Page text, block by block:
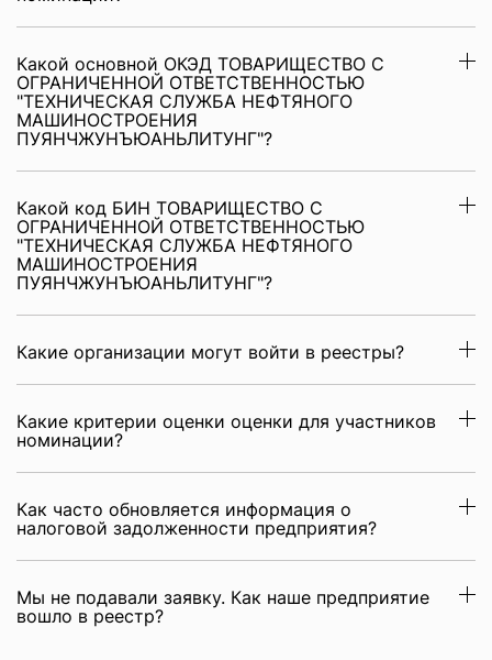
Какой основной ОКЭД ТОВАРИЩЕСТВО С
ОГРАНИЧЕННОЙ ОТВЕТСТВЕННОСТЬЮ
"ТЕХНИЧЕСКАЯ СЛУЖБА НЕФТЯНОГО
МАШИНОСТРОЕНИЯ
ПУЯНЧЖУНЪЮАНЬЛИТУНГ"?
Какой код БИН ТОВАРИЩЕСТВО С
ОГРАНИЧЕННОЙ ОТВЕТСТВЕННОСТЬЮ
"ТЕХНИЧЕСКАЯ СЛУЖБА НЕФТЯНОГО
МАШИНОСТРОЕНИЯ
ПУЯНЧЖУНЪЮАНЬЛИТУНГ"?
Какие организации могут войти в реестры?
Какие критерии оценки оценки для участников
номинации?
Как часто обновляется информация о
налоговой задолженности предприятия?
Мы не подавали заявку. Как наше предприятие
вошло в реестр?